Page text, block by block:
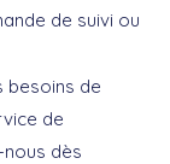
de suivi ou
besoins de
de
dès